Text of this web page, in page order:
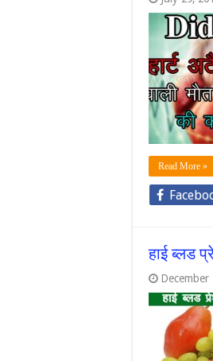
Read More »
हाई ब्लड
December